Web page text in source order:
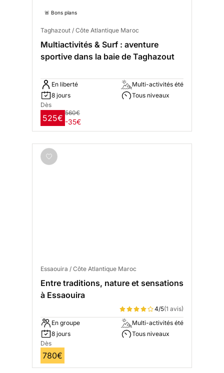
🚨 Bons plans
Taghazout / Côte Atlantique Maroc
Multiactivités & Surf : aventure
sportive dans la baie de Taghazout
En liberté
8 jours
Multi-activités été
Tous niveaux
Dès
525€
560€
-35€
Essaouira / Côte Atlantique Maroc
Entre traditions, nature et sensations
à Essaouira
4/5(1 avis)
En groupe
8 jours
Multi-activités été
Tous niveaux
Dès
780€